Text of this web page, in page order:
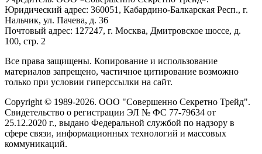
Юридический адрес: 360051, Кабардино-Балкарская Респ., г.
Нальчик, ул. Пачева, д. 36
Почтовый адрес: 127247, г. Москва, Дмитровское шоссе, д.
100, стр. 2
Все права защищены. Копирование и использование
материалов запрещено, частичное цитирование возможно
только при условии гиперссылки на сайт.
Copyright © 1989-2026. ООО "Совершенно Секретно Трейд".
Свидетельство о регистрации ЭЛ № ФС 77-79634 от
25.12.2020 г., выдано Федеральной службой по надзору в
сфере связи, информационных технологий и массовых
коммуникаций.